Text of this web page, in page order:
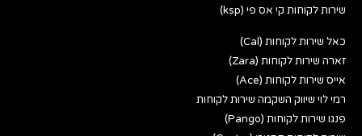
שירות לקוחות קי אס פי (ksp)
כאל שירות לקוחות (Cal)
זארה שירות לקוחות (Zara)
אייס שירות לקוחות (Ace)
רמי לוי שיווק השקמה שירות לקוחות
פנגו שירות לקוחות (Pango)